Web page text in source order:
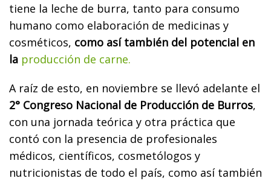
tiene la leche de burra, tanto para consumo
humano como elaboración de medicinas y
cosméticos, como así también del potencial en
la producción de carne.
A raíz de esto, en noviembre se llevó adelante el
2° Congreso Nacional de Producción de Burros,
con una jornada teórica y otra práctica que
contó con la presencia de profesionales
médicos, científicos, cosmetólogos y
nutricionistas de todo el país, como así también